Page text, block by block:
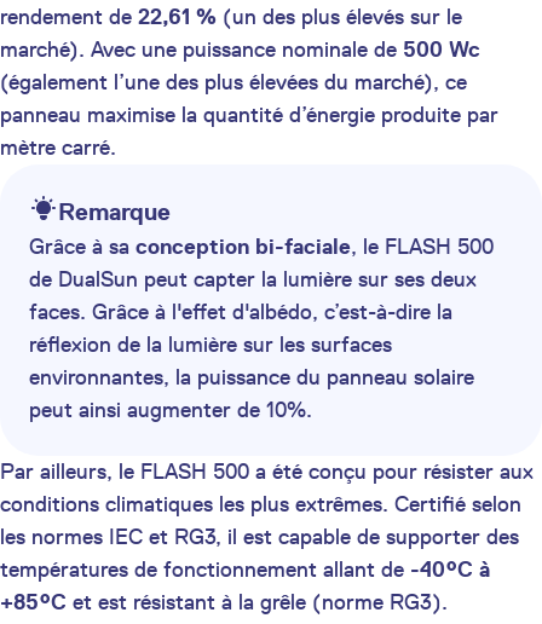
rendement de 22,61 % (un des plus élevés sur le
marché). Avec une puissance nominale de 500 Wc
(également l’une des plus élevées du marché), ce
panneau maximise la quantité d’énergie produite par
mètre carré.
Remarque
Grâce à sa conception bi-faciale, le FLASH 500
de DualSun peut capter la lumière sur ses deux
faces. Grâce à l'effet d'albédo, c’est-à-dire la
réflexion de la lumière sur les surfaces
environnantes, la puissance du panneau solaire
peut ainsi augmenter de 10%.
Par ailleurs, le FLASH 500 a été conçu pour résister aux
conditions climatiques les plus extrêmes. Certifié selon
les normes IEC et RG3, il est capable de supporter des
températures de fonctionnement allant de -40°C à
+85°C et est résistant à la grêle (norme RG3).